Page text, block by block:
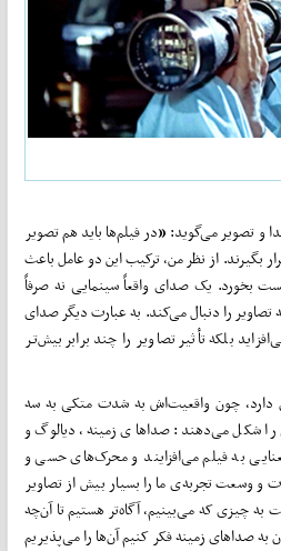
و تصویر می‌گوید:«در فیلم‌ها باید هم تصویر
بگیرند. از نظر من، ترکیب این دو عامل باعث
بخورد. یک صدای واقعاً سینمایی نه صرفاً
را دنبال می‌کند. به عبارت دیگر صدای
بلکه تأثیر تصاویر را چند برابر بیش‌تـر
چون واقعیت‌اش به شدت متکی به سه
می‌دهند: صداهای زمینه، دیالوگ و
به فیلم می‌افزایند و محرک‌های حسی و
وسعت تجربه‌ی ما را بسیار بیش از تصاویر
چیزی که می‌بینیم، آگاه‌تر هستیم تا آن‌چه
صدا‌های زمینه فکر کنیم آن‌ها را می‌پذیریم